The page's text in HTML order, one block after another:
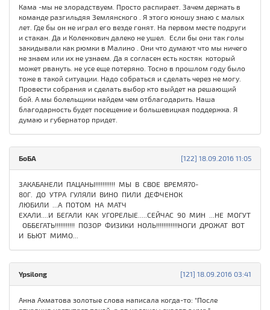
Кама -мы не злорадствуем. Просто распирает. Зачем держать в
команде разгильдяя Землянского . Я этого юношу знаю с малых
лет. Где бы он не играл его везде гонят. На первом месте подруги
и стакан. Да и Коленкович далеко не ушел. Если бы они так голы
закидывали как рюмки в Малино . Они что думают что мы ничего
не знаем или их не узнаем. Да я согласен есть костяк который
может рвануть. не усе еще потеряно. Тосно в прошлом году было
тоже в такой ситуации. Надо собраться и сделать через не могу.
Провести собрания и сделать выбор кто выйдет на решающий
бой. А мы болельщики найдем чем отблагодарить. Наша
благодарность будет посещение и большевицкая поддержка. Я
думаю и губернатор придет.
[122] 18.09.2016 11:05
БоБА
ЗАКАБАНЕЛИ ПАЦАНЫ!!!!!!!!!!! МЫ В СВОЕ ВРЕМЯ70-
80Г. ДО УТРА ГУЛЯЛИ ВИНО ПИЛИ ДЕФЧЕНОК
ЛЮБИЛИ ...А ПОТОМ НА МАТЧ
ЕХАЛИ....И БЕГАЛИ КАК УГОРЕЛЫЕ.....СЕЙЧАС 90 МИН ...НЕ МОГУТ
ОББЕГАТЬ!!!!!!!!!!! ПОЗОР ФИЗИКИ НОЛЬ!!!!!!!!!!!!НОГИ ДРОЖАТ ВОТ
И БЬЮТ МИМО...
[121] 18.09.2016 03:41
Ypsilong
Анна Ахматова золотые слова написала когда-то: "После